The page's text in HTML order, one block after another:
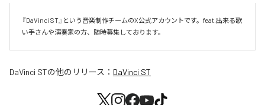
『DaVinci ST』という音楽制作チームのX公式アカウントです。feat.出来る歌
い手さんや演奏家の方、随時募集しております。
DaVinci STの他のリリース： DaVinci ST